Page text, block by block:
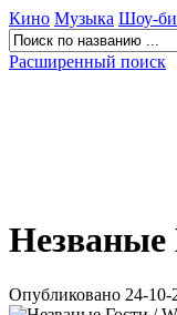
Кино Музыка Шоу-
Расширенный поиск
Незваные
Опубликовано 24-10-